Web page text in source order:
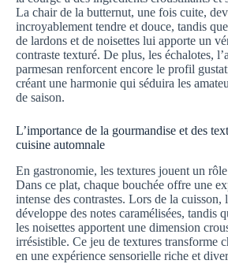
La chair de la butternut, une fois cuite,
incroyablement tendre et douce, tandis
de lardons et de noisettes lui apporte un
contraste texturé. De plus, les échalotes,
parmesan renforcent encore le profil
créant une harmonie qui séduira les
de saison.
L’importance de la gourmandise et des
cuisine automnale
En gastronomie, les textures jouent un
Dans ce plat, chaque bouchée offre une
intense des contrastes. Lors de la cuisson,
développe des notes caramélisées, tandis
les noisettes apportent une dimension
irrésistible. Ce jeu de textures transforme
en une expérience sensorielle riche et